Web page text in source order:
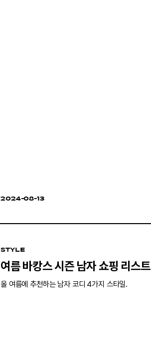
2024-08-13
STYLE
여름 바캉스 시즌 남자 쇼핑 리스트
올 여름에 추천하는 남자 코디 4가지 스타일.